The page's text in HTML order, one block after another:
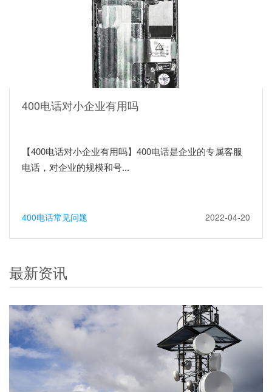
400电话对小企业有用吗
【400电话对小企业有用吗】400电话是企业的专属客服
电话，对企业的规模和号...
400电话常见问题 2022-04-20
最新资讯